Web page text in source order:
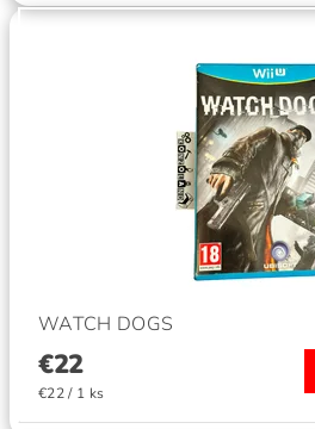
WATCH DOGS
€22
€22 / 1 ks